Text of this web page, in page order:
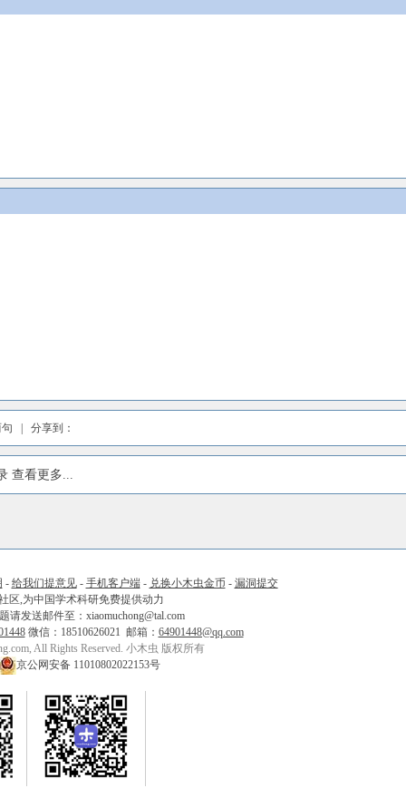
| 分享到：
查看更多...
- 给我们提意见- 手机客户端- 兑换小木虫金币 - 漏洞提交
区,为中国学术科研免费提供动力
请发送邮件至：xiaomuchong@tal.com
微信：18510626021 邮箱： 64901448@qq.com
All Rights Reserved. 小木虫 版权所有
京公网安备 11010802022153号